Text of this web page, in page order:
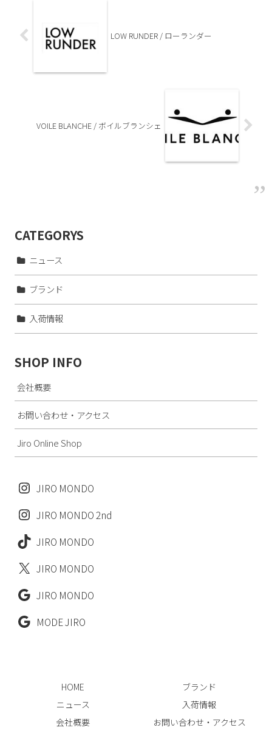
LOW RUNDER / ローランダー
VOILE BLANCHE / ボイルブランシェ
CATEGORYS
ニュース
ブランド
入荷情報
SHOP INFO
会社概要
お問い合わせ・アクセス
Jiro Online Shop
JIRO MONDO
JIRO MONDO 2nd
JIRO MONDO
JIRO MONDO
JIRO MONDO
MODE JIRO
HOME
ブランド
ニュース
入荷情報
会社概要
お問い合わせ・アクセス